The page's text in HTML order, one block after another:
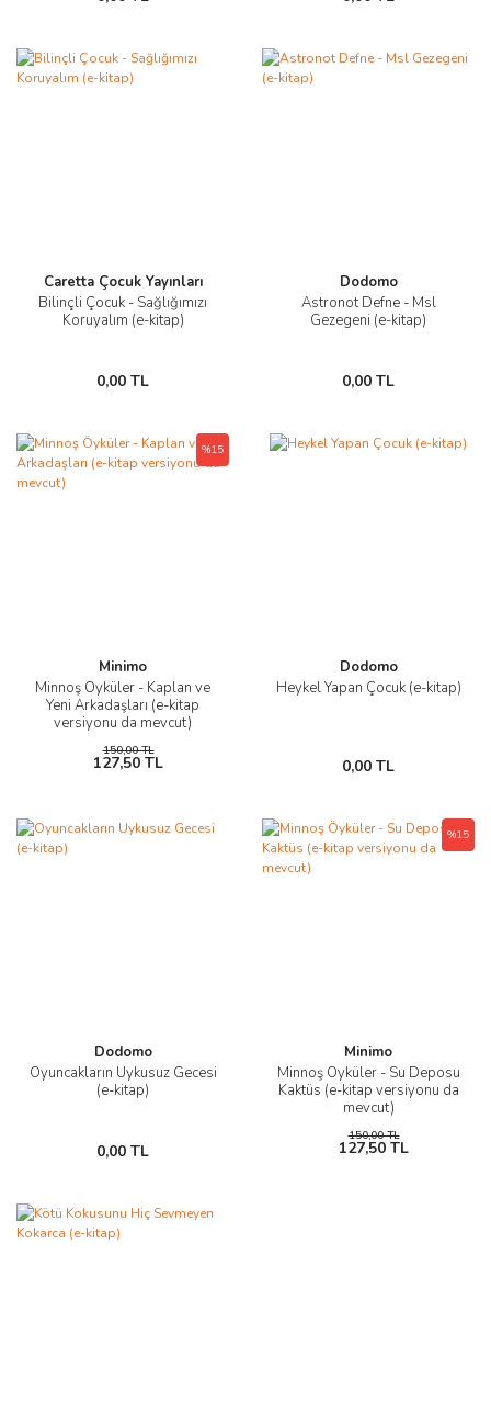
Caretta Çocuk Yayınları
Bilinçli Çocuk - Sağlığımızı
Koruyalım (e-kitap)
0,00 TL
Dodomo
Astronot Defne - Msl
Gezegeni (e-kitap)
0,00 TL
Minimo
Minnoş Öyküler - Kaplan ve
Yeni Arkadaşları (e-kitap
versiyonu da mevcut)
%15
150,00 TL
127,50 TL
Dodomo
Heykel Yapan Çocuk (e-kitap)
0,00 TL
Dodomo
Oyuncakların Uykusuz Gecesi
(e-kitap)
0,00 TL
Minimo
Minnoş Öyküler - Su Deposu
Kaktüs (e-kitap versiyonu da
mevcut)
%15
150,00 TL
127,50 TL